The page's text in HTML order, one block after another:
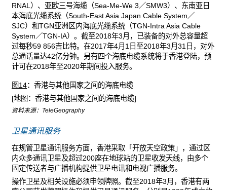
RNAL）、亚欧三号海缆（Sea-Me-We 3／SMW3）、东南亚日
本海底光缆系统（South-East Asia Japan Cable System／
SJC）和TGN亚洲区内海底光缆系统（TGN-Intra Asia Cable
System／TGN-IA）。截至2018年3月，已装备的对外总容量超
过每秒59 856吉比特。在2017年4月1日至2018年3月31日，对外
总通话量达42亿分钟。另有四个海底电缆系统将于香港登陆，预
计可在2018年至2020年期间投入服务。
图14：香港与其他国家之间的海底电缆
[地图：香港与其他国家之间的海底电缆]
资料来源：TeleGeography
卫星通讯服务
在规管卫星通讯服务方面，香港采取「开放天空政策」，通过区
内众多通讯卫星及超过200座在地球站的卫星收发天线，由多个
固定传送者与广播机构提供卫星电讯和电视广播服务。
操作卫星及相关设施必须申领牌照。截至2018年3月，香港有两